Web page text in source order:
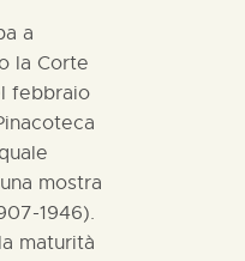
a
la Corte
febbraio
mostra
1946).
maturità